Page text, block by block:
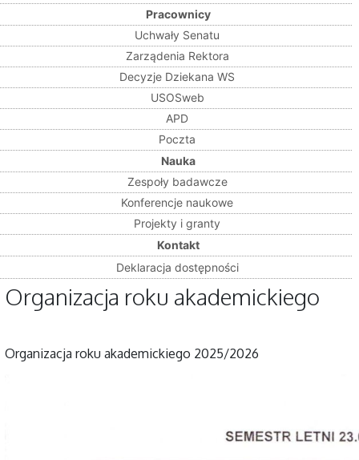
Pracownicy
Uchwały Senatu
Zarządenia Rektora
Decyzje Dziekana WS
USOSweb
APD
Poczta
Nauka
Zespoły badawcze
Konferencje naukowe
Projekty i granty
Kontakt
Deklaracja dostępności
Organizacja roku akademickiego
Organizacja roku akademickiego 2025/2026